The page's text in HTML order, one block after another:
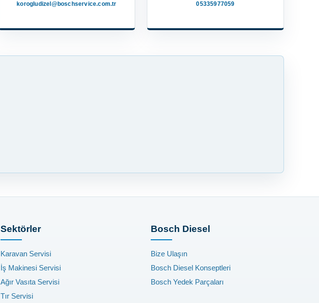
korogludizel@boschservice.com.tr 05335977059
Sektörler
Karavan Servisi
İş Makinesi Servisi
Ağır Vasıta Servisi
Tır Servisi
Bosch Diesel
Bize Ulaşın
Bosch Diesel Konseptleri
Bosch Yedek Parçaları